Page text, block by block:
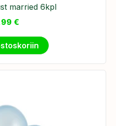
married 6kpl
€